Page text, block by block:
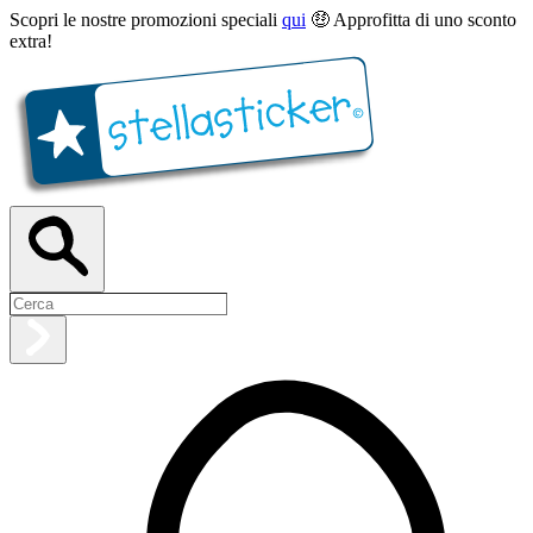
Scopri le nostre promozioni speciali qui 🤑 Approfitta di uno sconto
extra!